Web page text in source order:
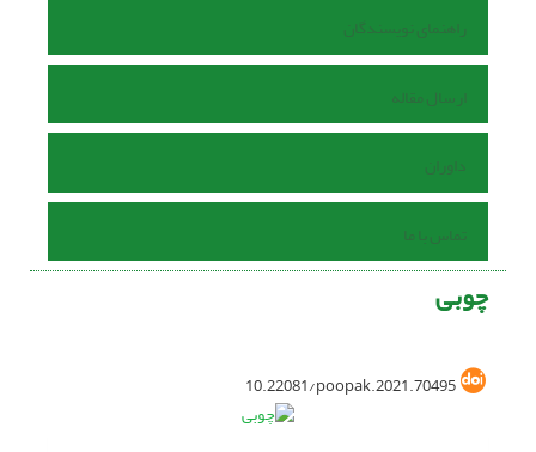
راهنمای نویسندگان
ارسال مقاله
داوران
تماس با ما
چوبی
10.22081/poopak.2021.70495